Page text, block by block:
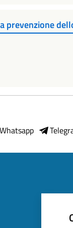
prevenzione
Whatsapp